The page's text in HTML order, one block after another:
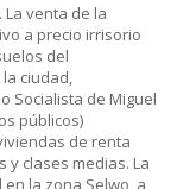
venta de la
a precio irrisorio
del
ciudad,
Socialista de Miguel
públicos)
de renta
clases medias. La
la zona Selwo, a